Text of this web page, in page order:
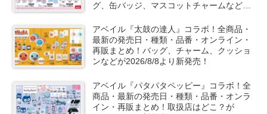
グ、缶バッジ、マスコットチャームなどが
アベイル『太鼓の達人』コラボ！全商品・
最新の発売日・種類・品番・オンライン・
再販まとめ！バッグ、チャーム、クッショ
ンなどが2026/8/8より新発売！
アベイル『パタパタペッピー』コラボ！全
商品・最新の発売日・種類・品番・オンラ
イン・再販まとめ！取扱店はどこ？が